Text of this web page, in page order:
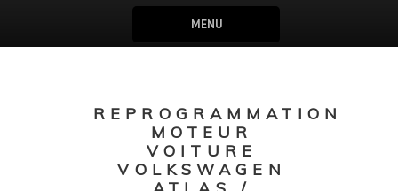
MENU
REPROGRAMMATION
MOTEUR
VOITURE
VOLKSWAGEN